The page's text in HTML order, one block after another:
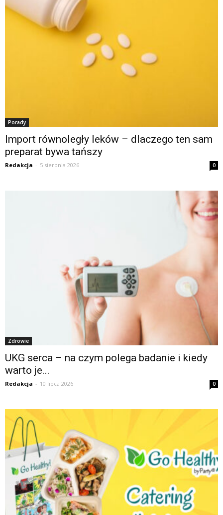
Porady
Import równoległy leków – dlaczego ten sam
preparat bywa tańszy
Redakcja - 5 sierpnia 2026 0
Zdrowie
UKG serca – na czym polega badanie i kiedy
warto je...
Redakcja - 10 lipca 2026 0